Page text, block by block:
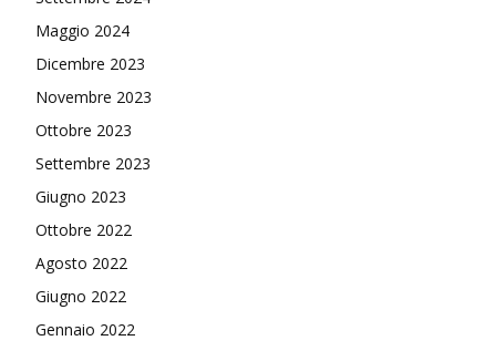
Maggio 2024
Dicembre 2023
Novembre 2023
Ottobre 2023
Settembre 2023
Giugno 2023
Ottobre 2022
Agosto 2022
Giugno 2022
Gennaio 2022